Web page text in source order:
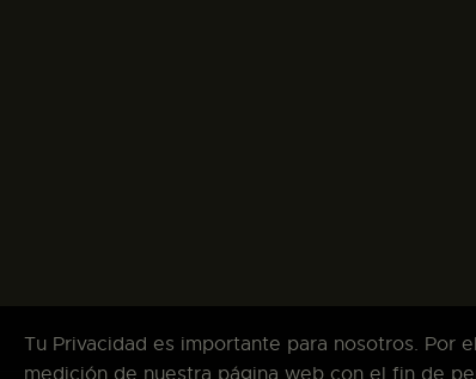
Tu Privacidad es importante para nosotros. Por
medición de nuestra página web con el fin de